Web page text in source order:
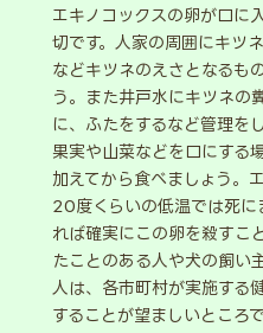
エキノコックスの卵が口に
切です。人家の周囲にキツ
などキツネのえさとなるも
う。また井戸水にキツネの
に、ふたをするなど管理を
果実や山菜などを口にする
加えてから食べましょう。
20度くらいの低温では死に
れば確実にこの卵を殺すこ
たことのある人や犬の飼い
人は、各市町村が実施する
することが望ましいところで